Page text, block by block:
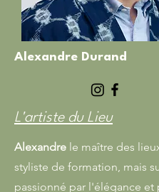
Alexandre Durand
L'artiste du Lieu
Alexandre le maître des
styliste de formation, mais
passionné par l'élégance et